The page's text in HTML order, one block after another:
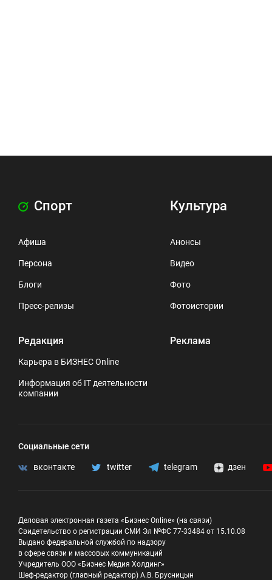
Спорт
Афиша
Персона
Блоги
Пресс-релизы
Редакция
Карьера в БИЗНЕС Online
Информация об IT деятельности
компании
Культура
Анонсы
Видео
Фото
Фотоистории
Реклама
Социальные сети
вконтакте twitter telegram дзен
Деловая электронная газета «Бизнес Online» (на связи)
Свидетельство о регистрации СМИ Эл №ФС 77-33484 от 15.10.08
Выдано федеральной службой по надзору
в сфере связи и массовых коммуникаций
Учредитель ООО «Бизнес Медия Холдинг»
Шеф-редактор (главный редактор) А.В. Брусницын